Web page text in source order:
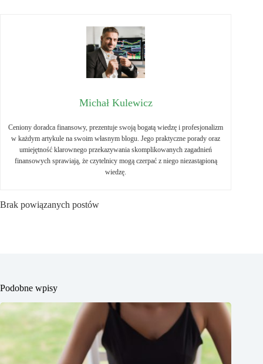
Michał Kulewicz
Ceniony doradca finansowy, prezentuje swoją bogatą wiedzę i profesjonalizm
w każdym artykule na swoim własnym blogu. Jego praktyczne porady oraz
umiejętność klarownego przekazywania skomplikowanych zagadnień
finansowych sprawiają, że czytelnicy mogą czerpać z niego niezastąpioną
wiedzę.
Brak powiązanych postów
Podobne wpisy